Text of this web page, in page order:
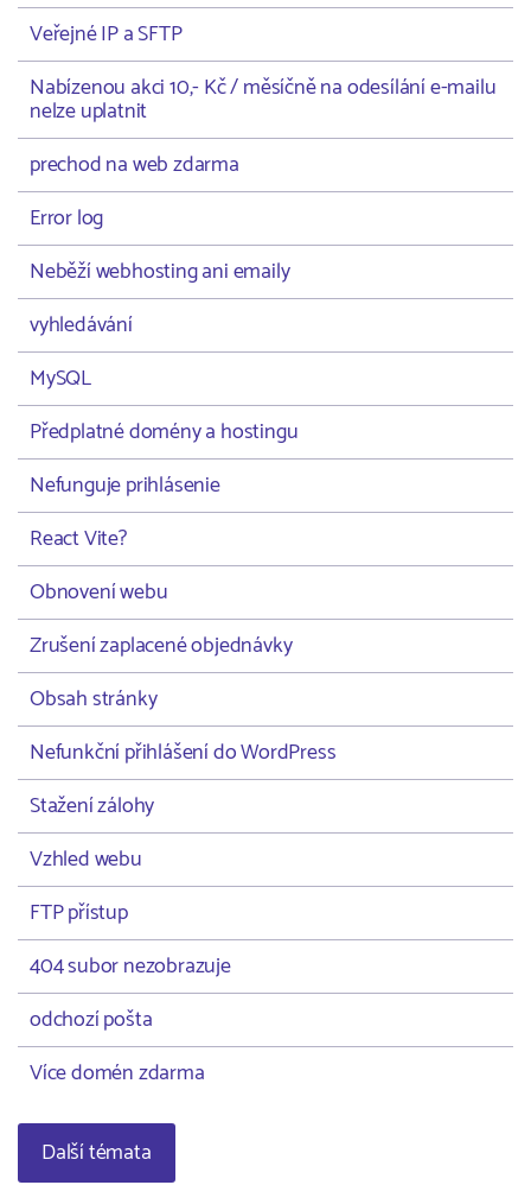
Veřejné IP a SFTP
Nabízenou akci 10,- Kč / měsíčně na odesílání e-mailu
nelze uplatnit
prechod na web zdarma
Error log
Neběží webhosting ani emaily
vyhledávání
MySQL
Předplatné domény a hostingu
Nefunguje prihlásenie
React Vite?
Obnovení webu
Zrušení zaplacené objednávky
Obsah stránky
Nefunkční přihlášení do WordPress
Stažení zálohy
Vzhled webu
FTP přístup
404 subor nezobrazuje
odchozí pošta
Více domén zdarma
Další témata